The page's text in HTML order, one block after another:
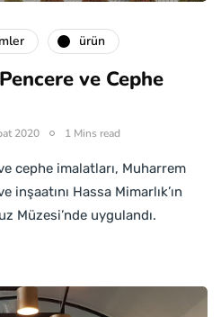
ürün
ve Cephe
2020 1 Mins read
cephe imalatları, Muharrem
inşaatını Hassa Mimarlık’ın
Müzesi’nde uygulandı.